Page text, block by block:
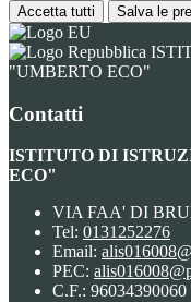
Accetta tutti Salva le
"UMBERTO ECO"
Contatti
ISTITUTO DI
ECO"
VIA FAA' DI
Tel: 0131252276
Email:
PEC:
C.F.: 96034390060